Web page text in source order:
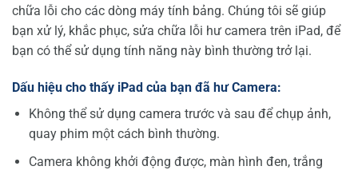
chữa lỗi cho các dòng máy tính bảng. Chúng tôi sẽ giúp
bạn xử lý, khắc phục, sửa chữa lỗi hư camera trên iPad, để
bạn có thể sử dụng tính năng này bình thường trở lại.
Dấu hiệu cho thấy iPad của bạn đã hưCamera:
Không thể sử dụng camera trước và sau để chụp ảnh,
quay phim một cách bình thường.
Camera không khởi động được, màn hình đen, trắng